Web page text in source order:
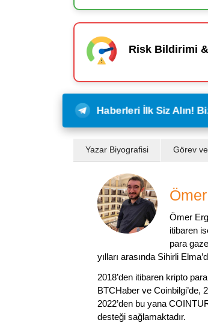
Risk Bildirimi &
Haberleri İlk Siz Alın!
Yazar Biyografisi Görev
Ömer
itibaren
para
yılları arasında Sihirli
2018’den itibaren kripto
BTCHaber ve Coinbilgi’de,
2022’den bu yana
desteği sağlamaktadır.